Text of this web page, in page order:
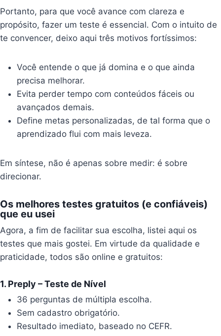
Portanto, para que você avance com clareza e
propósito, fazer um teste é essencial. Com o intuito de
te convencer, deixo aqui três motivos fortíssimos:
Você entende o que já domina e o que ainda
precisa melhorar.
Evita perder tempo com conteúdos fáceis ou
avançados demais.
Define metas personalizadas, de tal forma que o
aprendizado flui com mais leveza.
Em síntese, não é apenas sobre medir: é sobre
direcionar.
Os melhores testes gratuitos (e confiáveis)
que eu usei
Agora, a fim de facilitar sua escolha, listei aqui os
testes que mais gostei. Em virtude da qualidade e
praticidade, todos são online e gratuitos:
1. Preply – Teste de Nível
36 perguntas de múltipla escolha.
Sem cadastro obrigatório.
Resultado imediato, baseado no CEFR.